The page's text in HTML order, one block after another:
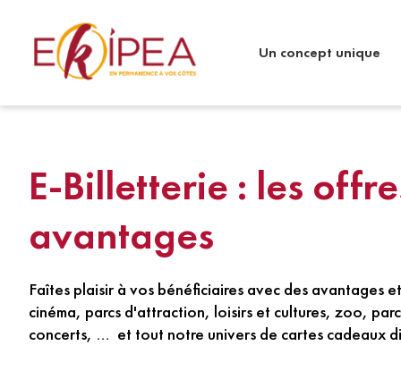
Un concept unique
E-Billetterie : les
avantages
Faîtes plaisir à vos bénéficiaires avec des avantages
cinéma, parcs d'attraction, loisirs et cultures, zoo,
concerts, … et tout notre univers de cartes cadeaux